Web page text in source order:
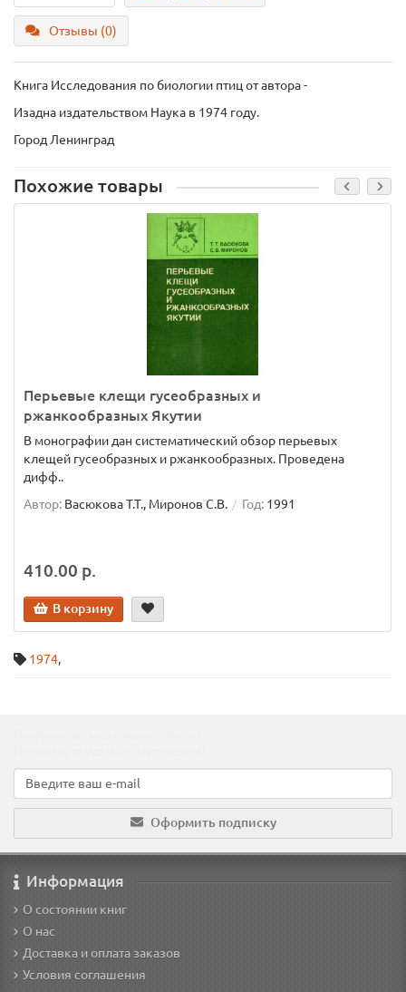
Отзывы (0)
Книга Исследования по биологии птиц от автора -
Изадна издательством Наука в 1974 году.
Город Ленинград
Похожие товары
Перьевые клещи гусеобразных и
ржанкообразных Якутии
В монографии дан систематический обзор перьевых
клещей гусеобразных и ржанкообразных. Проведена
дифф..
Автор: Васюкова Т.Т., Миронов С.В. Год: 1991
410.00 р.
В корзину
1974,
Оформить подписку
Информация
О состоянии книг
О нас
Доставка и оплата заказов
Условия соглашения